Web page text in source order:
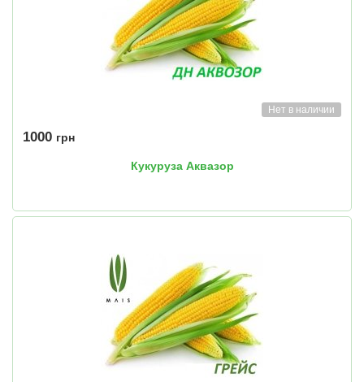
Нет в наличии
1000 грн
Кукуруза Аквазор